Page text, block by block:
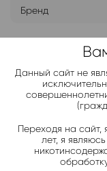
Бренд
ДОБАВИТЬ
Telegram-
Актуальные
Данный сайт не
Переходя на сайт,
лет, я